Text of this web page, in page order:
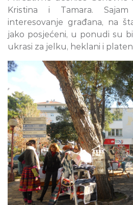
Kristina i Tamara.
interesovanje građana, na
jako posjećeni, u ponudi su
ukrasi za jelku, heklani i